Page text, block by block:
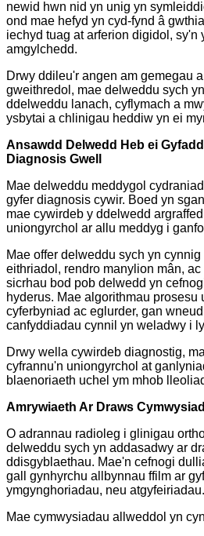
newid hwn nid yn unig yn
ond mae hefyd yn cyd-fynd â
iechyd tuag at arferion digidol, sy'n
amgylchedd.
Drwy ddileu'r angen am gemegau
gweithredol, mae delweddu sych
ddelweddu lanach, cyflymach a
ysbytai a chlinigau heddiw yn ei
Ansawdd Delwedd Heb ei
Diagnosis Gwell
Mae delweddu meddygol
gyfer diagnosis cywir. Boed yn
mae cywirdeb y ddelwedd
uniongyrchol ar allu meddyg i
Mae offer delweddu sych yn
eithriadol, rendro manylion mân,
sicrhau bod pob delwedd yn
hyderus. Mae algorithmau prosesu
cyferbyniad ac eglurder, gan
canfyddiadau cynnil yn weladwy i
Drwy wella cywirdeb diagnostig,
cyfrannu'n uniongyrchol at
blaenoriaeth uchel ym mhob
Amrywiaeth Ar Draws
O adrannau radioleg i glinigau
delweddu sych yn addasadwy ar
ddisgyblaethau. Mae'n cefnogi
gall gynhyrchu allbynnau ffilm ar
ymgynghoriadau, neu atgyfeiriadau.
Mae cymwysiadau allweddol yn